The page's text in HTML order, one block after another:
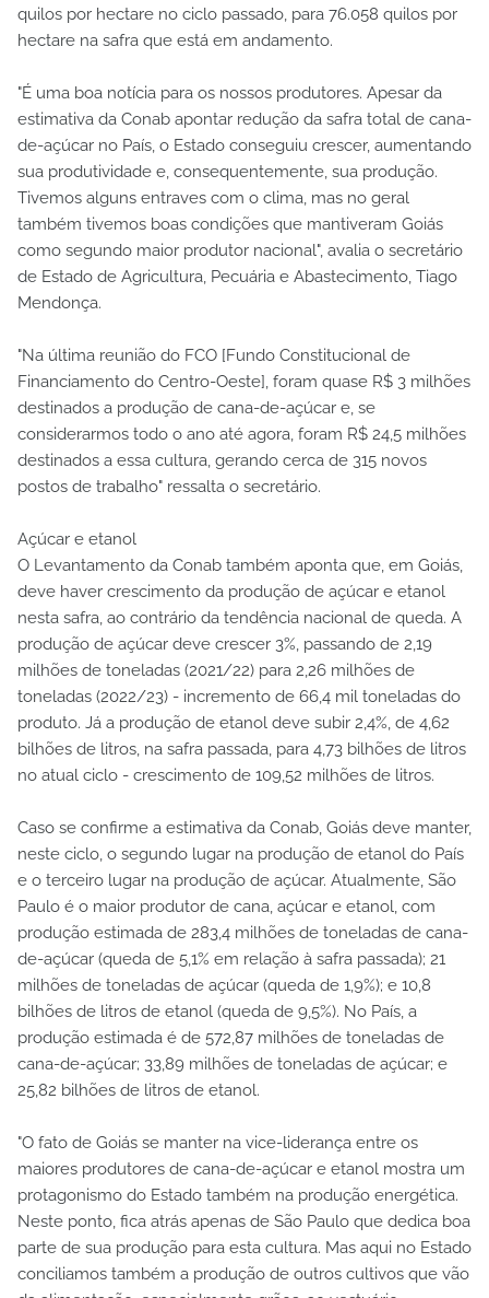
quilos por hectare no ciclo passado, para 76.058 quilos por
hectare na safra que está em andamento.
"É uma boa notícia para os nossos produtores. Apesar da
estimativa da Conab apontar redução da safra total de cana-
de-açúcar no País, o Estado conseguiu crescer, aumentando
sua produtividade e, consequentemente, sua produção.
Tivemos alguns entraves com o clima, mas no geral
também tivemos boas condições que mantiveram Goiás
como segundo maior produtor nacional", avalia o secretário
de Estado de Agricultura, Pecuária e Abastecimento, Tiago
Mendonça.
"Na última reunião do FCO [Fundo Constitucional de
Financiamento do Centro-Oeste], foram quase R$ 3 milhões
destinados a produção de cana-de-açúcar e, se
considerarmos todo o ano até agora, foram R$ 24,5 milhões
destinados a essa cultura, gerando cerca de 315 novos
postos de trabalho" ressalta o secretário.
Açúcar e etanol
O Levantamento da Conab também aponta que, em Goiás,
deve haver crescimento da produção de açúcar e etanol
nesta safra, ao contrário da tendência nacional de queda. A
produção de açúcar deve crescer 3%, passando de 2,19
milhões de toneladas (2021/22) para 2,26 milhões de
toneladas (2022/23) - incremento de 66,4 mil toneladas do
produto. Já a produção de etanol deve subir 2,4%, de 4,62
bilhões de litros, na safra passada, para 4,73 bilhões de litros
no atual ciclo - crescimento de 109,52 milhões de litros.
Caso se confirme a estimativa da Conab, Goiás deve manter,
neste ciclo, o segundo lugar na produção de etanol do País
e o terceiro lugar na produção de açúcar. Atualmente, São
Paulo é o maior produtor de cana, açúcar e etanol, com
produção estimada de 283,4 milhões de toneladas de cana-
de-açúcar (queda de 5,1% em relação à safra passada); 21
milhões de toneladas de açúcar (queda de 1,9%); e 10,8
bilhões de litros de etanol (queda de 9,5%). No País, a
produção estimada é de 572,87 milhões de toneladas de
cana-de-açúcar; 33,89 milhões de toneladas de açúcar; e
25,82 bilhões de litros de etanol.
"O fato de Goiás se manter na vice-liderança entre os
maiores produtores de cana-de-açúcar e etanol mostra um
protagonismo do Estado também na produção energética.
Neste ponto, fica atrás apenas de São Paulo que dedica boa
parte de sua produção para esta cultura. Mas aqui no Estado
conciliamos também a produção de outros cultivos que vão